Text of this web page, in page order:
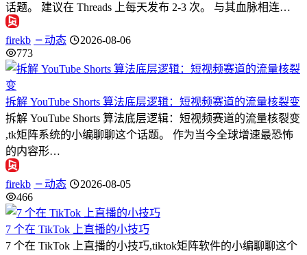
话题。 建议在 Threads 上每天发布 2-3 次。 与其血脉相连…
firekb 动态
2026-08-06
773
拆解 YouTube Shorts 算法底层逻辑：短视频赛道的流量核裂变
拆解 YouTube Shorts 算法底层逻辑：短视频赛道的流量核裂变
,tk矩阵系统的小编聊聊这个话题。 作为当今全球增速最恐怖
的内容形…
firekb 动态
2026-08-05
466
7 个在 TikTok 上直播的小技巧
7 个在 TikTok 上直播的小技巧,tiktok矩阵软件的小编聊聊这个